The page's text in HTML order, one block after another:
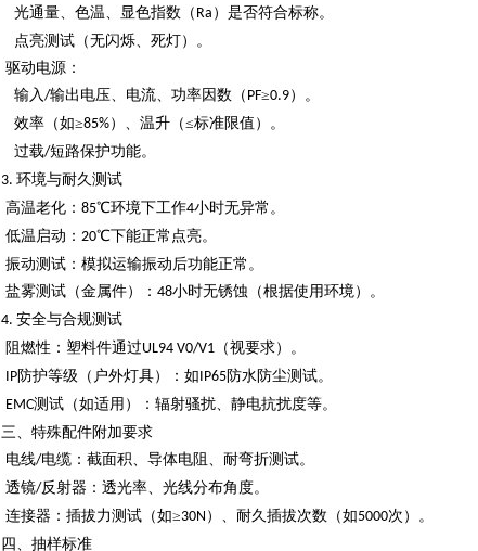
光通量、色温、显色指数（ Ra ）是否符合标称。
点亮测试（无闪烁、死灯）。
驱动电源：
输入/输出电压、电流、功率因数（ PF≥0.9）。
效率（如≥85%）、温升（≤标准限值）。
过载/短路保护功能。
3. 环境与耐久测试
高温老化： 85℃环境下工作4小时无异常。
低温启动： 20℃下能正常点亮。
振动测试：模拟运输振动后功能正常。
盐雾测试（金属件）： 48小时无锈蚀（根据使用环境）。
4. 安全与合规测试
阻燃性：塑料件通过UL94 V0/V1 （视要求）。
IP防护等级（户外灯具）：如IP65防水防尘测试。
EMC测试（如适用）：辐射骚扰、静电抗扰度等。
三、特殊配件附加要求
电线/电缆：截面积、导体电阻、耐弯折测试。
透镜/反射器：透光率、光线分布角度。
连接器：插拔力测试（如≥30N ）、耐久插拔次数（如5000次）。
四、抽样标准